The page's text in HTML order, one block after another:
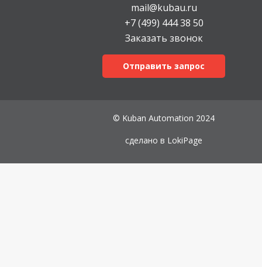
mail@kubau.ru
+7 (499) 444 38 50
Заказать звонок
Отправить запрос
© Kuban Automation 2024
сделано в LokiPage